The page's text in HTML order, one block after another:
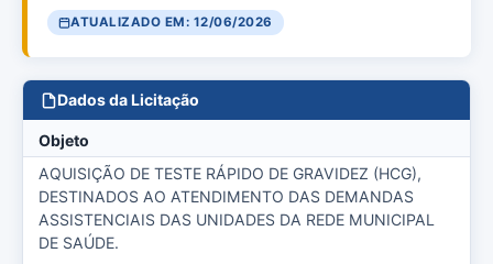
ATUALIZADO EM: 12/06/2026
Dados da Licitação
Objeto
AQUISIÇÃO DE TESTE RÁPIDO DE GRAVIDEZ (HCG),
DESTINADOS AO ATENDIMENTO DAS DEMANDAS
ASSISTENCIAIS DAS UNIDADES DA REDE MUNICIPAL
DE SAÚDE.